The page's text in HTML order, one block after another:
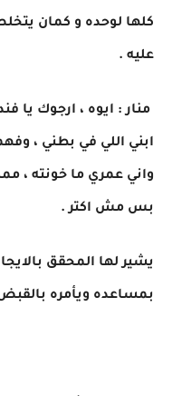
كلها لوحده و كمان
عليه .
منار : ايوه ، ارجوك يا
ابني اللي في بطني ،
واني عمري ما خونته ،
بس مش اكتر .
يشير لها المحقق
بمساعده ويأمره